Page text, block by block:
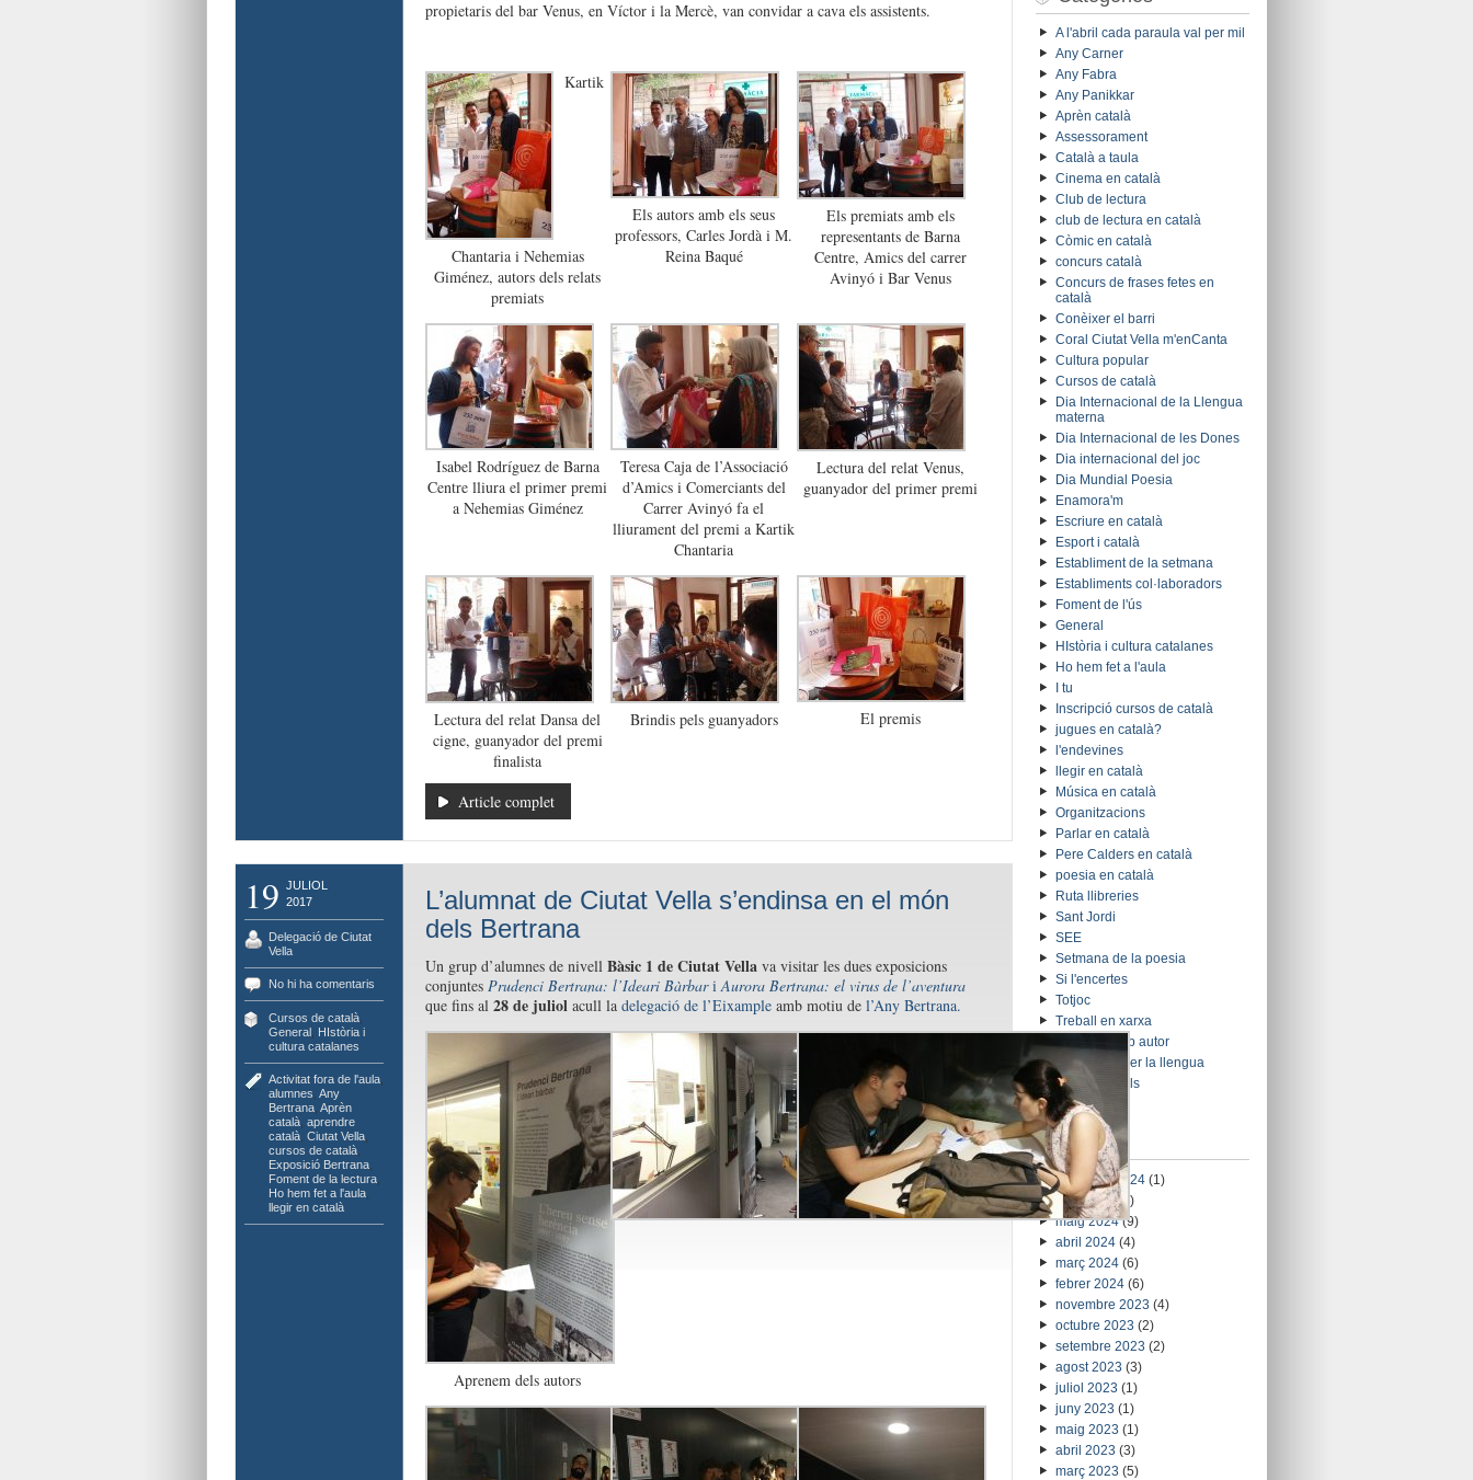
propietaris del bar Venus, en Víctor i la Mercè, van convidar a cava els assistents.
Kartik
Chantaria i Nehemias
Giménez, autors dels relats
premiats
Els autors amb els seus
professors, Carles Jordà i M.
Reina Baqué
Els premiats amb els
representants de Barna
Centre, Amics del carrer
Avinyó i Bar Venus
Isabel Rodríguez de Barna
Centre lliura el primer premi
a Nehemias Giménez
Teresa Caja de l’Associació
d’Amics i Comerciants del
Carrer Avinyó fa el
lliurament del premi a Kartik
Chantaria
Lectura del relat Venus,
guanyador del primer premi
Lectura del relat Dansa del
cigne, guanyador del premi
finalista
Brindis pels guanyadors El premis
Article complet
19 JULIOL
2017
Delegació de Ciutat
Vella
No hi ha comentaris
Cursos de català,
General, HIstòria i
cultura catalanes
Activitat fora de l'aula,
alumnes Any
Bertrana, Aprèn
català, aprendre
català, Ciutat Vella,
cursos de català,
Exposició Bertrana,
Foment de la lectura,
Ho hem fet a l'aula,
llegir en català
L’alumnat de Ciutat Vella s’endinsa en el món
dels Bertrana
Un grup d’alumnes de nivell Bàsic 1 de Ciutat Vellava visitar les dues exposicions
conjuntes Prudenci Bertrana: l’Ideari BàrbariAurora Bertrana: el virus de l’aventura
que fins al28 de juliolacull la delegació de l’Eixampleamb motiu del’Any Bertrana.
Aprenem dels autors
A l'abril cada paraula val per mil
Any Carner
Any Fabra
Any Panikkar
Aprèn català
Assessorament
Català a taula
Cinema en català
Club de lectura
club de lectura en català
Còmic en català
concurs català
Concurs de frases fetes en
català
Conèixer el barri
Coral Ciutat Vella m'enCanta
Cultura popular
Cursos de català
Dia Internacional de la Llengua
materna
Dia Internacional de les Dones
Dia internacional del joc
Dia Mundial Poesia
Enamora'm
Escriure en català
Esport i català
Establiment de la setmana
Establiments col·laboradors
Foment de l'ús
General
HIstòria i cultura catalanes
Ho hem fet a l'aula
I tu
Inscripció cursos de català
jugues en català?
l'endevines
llegir en català
Música en català
Organitzacions
Parlar en català
Pere Calders en català
poesia en català
Ruta llibreries
Sant Jordi
SEE
Setmana de la poesia
Si l'encertes
Totjoc
Treball en xarxa
Trobada amb autor
Voluntariat per la llengua
xarxes socials
Històric
setembre 2024(1)
juny 2024(5)
maig 2024(9)
abril 2024(4)
març 2024(6)
febrer 2024(6)
novembre 2023 (4)
octubre 2023 (2)
setembre 2023 (2)
agost 2023 (3)
juliol 2023 (1)
juny 2023 (1)
maig 2023 (1)
abril 2023 (3)
març 2023 (5)